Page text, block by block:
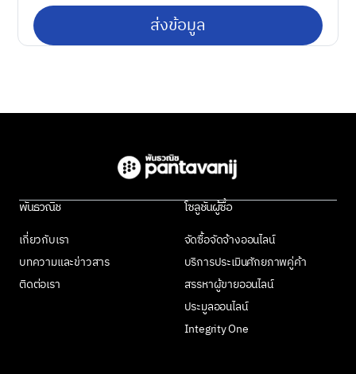
พันธวณิช
เกี่ยวกับเรา
บทความและข่าวสาร
ติดต่อเรา
โซลูชันผู้ซื้อ
จัดซื้อจัดจ้างออนไลน์
บริการประเมินศักยภาพคู่ค้า
สรรหาผู้ขายออนไลน์
ประมูลออนไลน์
Integrity One